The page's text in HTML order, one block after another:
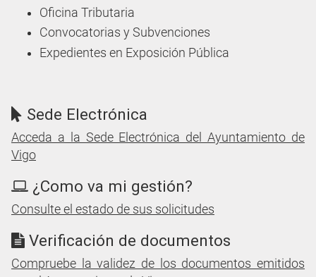
Oficina Tributaria
Convocatorias y Subvenciones
Expedientes en Exposición Pública
Sede Electrónica
Acceda a la Sede Electrónica del Ayuntamiento de
Vigo
¿Como va mi gestión?
Consulte el estado de sus solicitudes
Verificación de documentos
Compruebe la validez de los documentos emitidos